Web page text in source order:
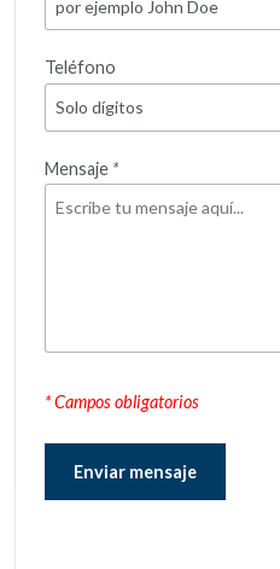
Teléfono
Mensaje *
* Campos obligatorios